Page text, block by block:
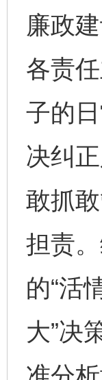
廉政
各责
子的
决纠
敢抓
担责
的“活
大”决